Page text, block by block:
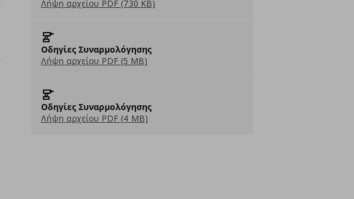
Λήψη αρχείου PDF (730 KB)
Οδηγίες Συναρμολόγησης
Λήψη αρχείου PDF (5 MB)
Οδηγίες Συναρμολόγησης
Λήψη αρχείου PDF (4 MB)